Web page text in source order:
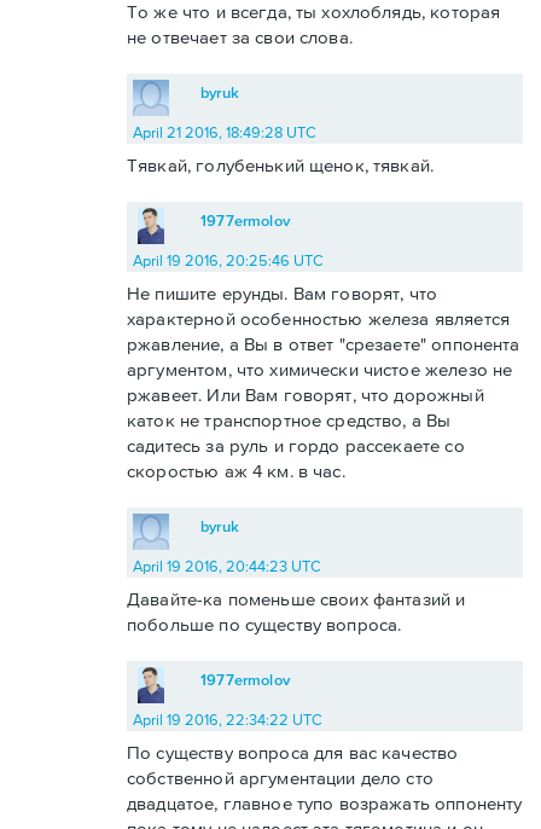
То же что и всегда, ты хохлоблядь, которая
не отвечает за свои слова.
byruk
April 21 2016, 18:49:28 UTC
Тявкай, голубенький щенок, тявкай.
1977ermolov
April 19 2016, 20:25:46 UTC
Не пишите ерунды. Вам говорят, что
характерной особенностью железа является
ржавление, а Вы в ответ "срезаете" оппонента
аргументом, что химически чистое железо не
ржавеет. Или Вам говорят, что дорожный
каток не транспортное средство, а Вы
садитесь за руль и гордо рассекаете со
скоростью аж 4 км. в час.
byruk
April 19 2016, 20:44:23 UTC
Давайте-ка поменьше своих фантазий и
побольше по существу вопроса.
1977ermolov
April 19 2016, 22:34:22 UTC
По существу вопроса для вас качество
собственной аргументации дело сто
двадцатое, главное тупо возражать оппоненту